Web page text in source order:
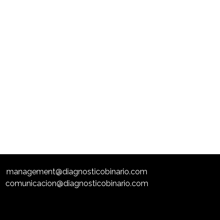
management@diagnosticobinario.com
comunicacion@diagnosticobinario.com